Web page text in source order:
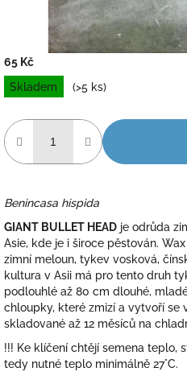
65 Kč
Měrná
cena:
Skladem (>5 ks)
Benincasa hispida
GIANT BULLET HEAD je odrůda
Asie, kde je i široce pěstován.
zimní meloun, tykev vosková,
kultura v Asii má pro tento druh
podlouhlé až 80 cm dlouhé,
chloupky, které zmizí a vytvoří se
skladované až 12 měsíců na
!!! Ke klíčení chtějí semena teplo,
tedy nutné teplo minimálně 27°C.